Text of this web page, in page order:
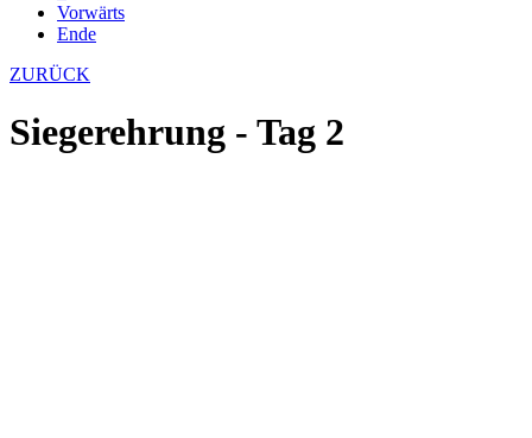
Vorwärts
Ende
ZURÜCK
Siegerehrung - Tag 2